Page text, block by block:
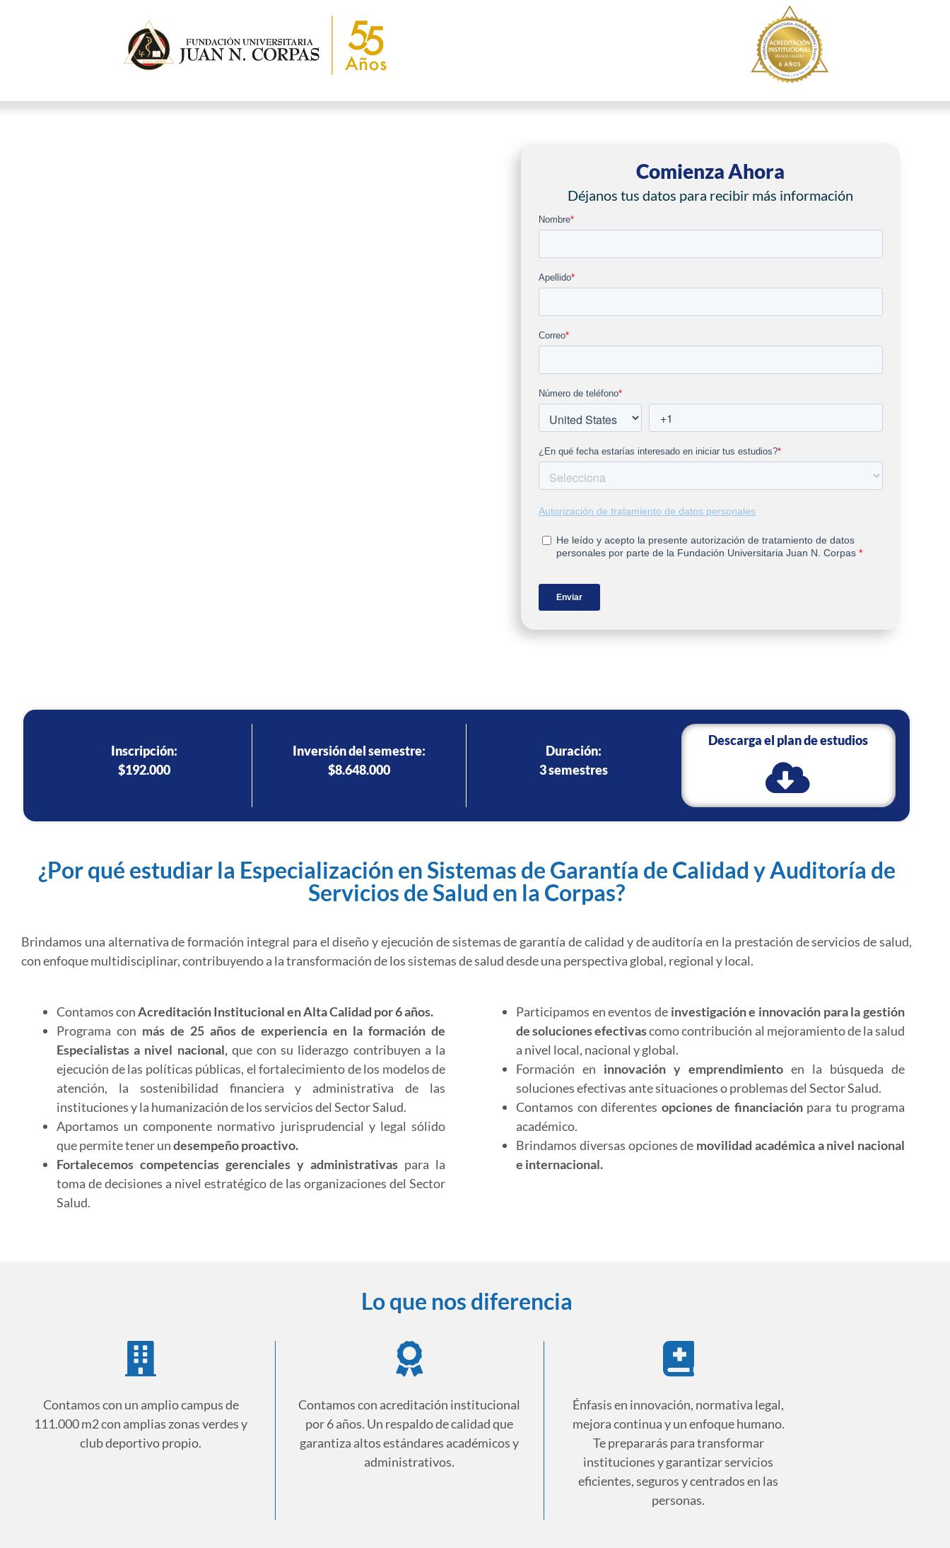
Comienza Ahora
Déjanos tus datos para recibir más información
Inscripción:
$192.000
Inversión del semestre:
$8.648.000
Duración:
3 semestres
Descarga el plan de estudios
¿Por qué estudiar la Especialización en Sistemas de Garantía de Calidad y Auditoría de
Servicios de Salud en la Corpas?
Brindamos una alternativa de formación integral para el diseño y ejecución de sistemas de garantía de calidad y de auditoría en la prestación de servicios de salud,
con enfoque multidisciplinar, contribuyendo a la transformación de los sistemas de salud desde una perspectiva global, regional y local.
Contamos conAcreditación Institucional en Alta Calidad por 6 años.
Programa con más de 25 años de experiencia en la formación de
Especialistas a nivel nacional,que con su liderazgo contribuyen a la
ejecución de las políticas públicas, el fortalecimiento de los modelos de
atención, la sostenibilidad financiera y administrativa de las
instituciones y la humanización de los servicios del Sector Salud.
Aportamos un componente normativo jurisprudencial y legal sólido
que permite tener undesempeño proactivo.
Fortalecemos competencias gerenciales y administrativas para la
toma de decisiones a nivel estratégico de las organizaciones del Sector
Salud.
Participamos en eventos de investigación e innovación para la gestión
de soluciones efectivascomo contribución al mejoramiento de la salud
a nivel local, nacional y global.
Formación en innovación y emprendimiento en la búsqueda de
soluciones efectivas ante situaciones o problemas del Sector Salud.
Contamos con diferentes opciones de financiaciónpara tu programa
académico.
Brindamos diversas opciones de movilidad académica a nivel nacional
e internacional.
Lo que nos diferencia
Contamos con un amplio campus de
111.000 m2 con amplias zonas verdes y
club deportivo propio.
Contamos con acreditación institucional
por 6 años. Un respaldo de calidad que
garantiza altos estándares académicos y
administrativos.
Énfasis en innovación, normativa legal,
mejora continua y un enfoque humano.
Te prepararás para transformar
instituciones y garantizar servicios
eficientes, seguros y centrados en las
personas.